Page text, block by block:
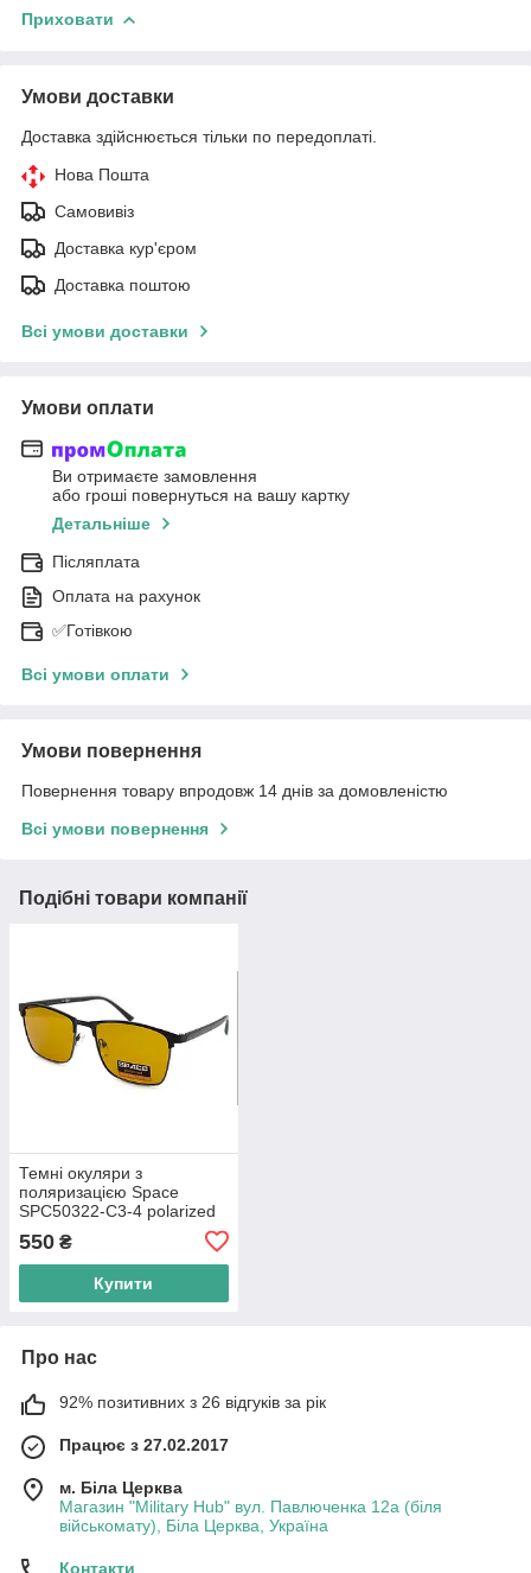
Приховати
Умови доставки
Доставка здійснюється тільки по передоплаті.
Нова Пошта
Самовивіз
Доставка кур'єром
Доставка поштою
Всі умови доставки
Умови оплати
Ви отримаєте замовлення
або гроші повернуться на вашу картку
Детальніше
Післяплата
Оплата на рахунок
✅Готівкою
Всі умови оплати
Умови повернення
Повернення товару впродовж 14 днів за домовленістю
Всі умови повернення
Подібні товари компанії
Темні окуляри з
поляризацією Space
SPC50322-C3-4 polarized
550 ₴
Купити
Про нас
92% позитивних з 26 відгуків за рік
Працює з 27.02.2017
м. Біла Церква
Магазин "Military Hub" вул. Павлюченка 12а (біля
військомату), Біла Церква, Україна
Контакти